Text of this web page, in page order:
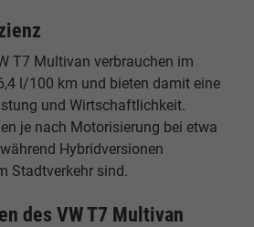
T7 Multivan verbrauchen im
l/100 km und bieten damit eine
und Wirtschaftlichkeit.
je nach Motorisierung bei etwa
Hybridversionen
Stadtverkehr sind.
des VW T7 Multivan